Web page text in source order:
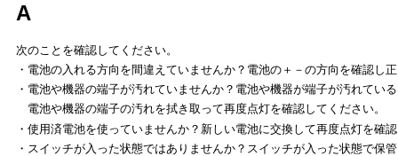
A
次のことを確認してください。
・電池の入れる方向を間違えていませんか？電池の＋－の方向を確認し
・電池や機器の端子が汚れていませんか？電池や機器が端子が汚れてい
電池や機器の端子の汚れを拭き取って再度点灯を確認してください。
・使用済電池を使っていませんか？新しい電池に交換して再度点灯を確
・スイッチが入った状態ではありませんか？スイッチが入った状態で